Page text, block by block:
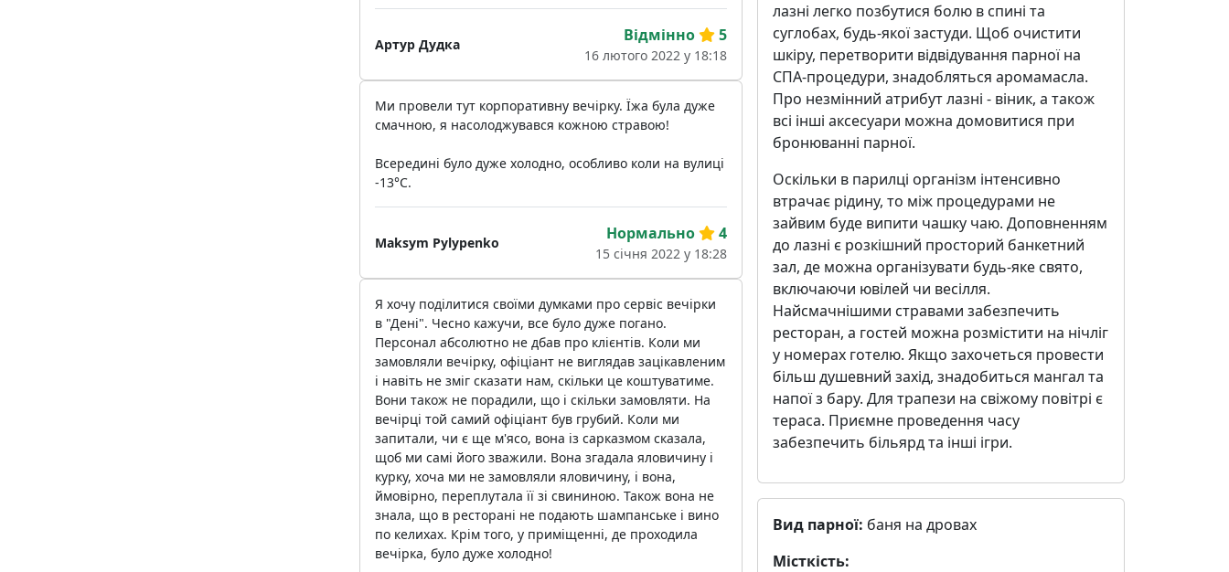
лазні легко позбутися болю в спині та
суглобах, будь-якої застуди. Щоб очистити
шкіру, перетворити відвідування парної на
СПА-процедури, знадобляться аромамасла.
Про незмінний атрибут лазні - віник, а також
всі інші аксесуари можна домовитися при
бронюванні парної.
Оскільки в парилці організм інтенсивно
втрачає рідину, то між процедурами не
зайвим буде випити чашку чаю. Доповненням
до лазні є розкішний просторий банкетний
зал, де можна організувати будь-яке свято,
включаючи ювілей чи весілля.
Найсмачнішими стравами забезпечить
ресторан, а гостей можна розмістити на нічліг
у номерах готелю. Якщо захочеться провести
більш душевний захід, знадобиться мангал та
напої з бару. Для трапези на свіжому повітрі є
тераса. Приємне проведення часу
забезпечить більярд та інші ігри.
Вид парної: баня на дровах
Місткість:
Артур Дудка Відмінно 5
16 лютого 2022 у 18:18
Ми провели тут корпоративну вечірку. Їжа була дуже
смачною, я насолоджувався кожною стравою!
Всередині було дуже холодно, особливо коли на вулиці
-13°C.
Maksym Pylypenko Нормально 4
15 січня 2022 у 18:28
Я хочу поділитися своїми думками про сервіс вечірки
в "Дені". Чесно кажучи, все було дуже погано.
Персонал абсолютно не дбав про клієнтів. Коли ми
замовляли вечірку, офіціант не виглядав зацікавленим
і навіть не зміг сказати нам, скільки це коштуватиме.
Вони також не порадили, що і скільки замовляти. На
вечірці той самий офіціант був грубий. Коли ми
запитали, чи є ще м'ясо, вона із сарказмом сказала,
щоб ми самі його зважили. Вона згадала яловичину і
курку, хоча ми не замовляли яловичину, і вона,
ймовірно, переплутала її зі свининою. Також вона не
знала, що в ресторані не подають шампанське і вино
по келихах. Крім того, у приміщенні, де проходила
вечірка, було дуже холодно!